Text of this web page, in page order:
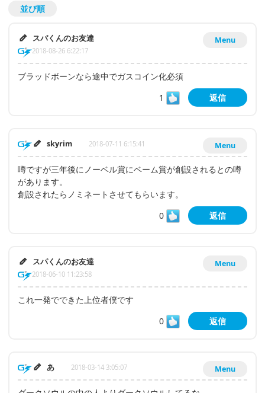
並び順
Menu
スパくんのお友達
2018-08-26 6:22:17
ブラッドボーンなら途中でガスコイン化必須
1
返信
Menu
skyrim 2018-07-11 6:15:41
噂ですが三年後にノーベル賞にベーム賞が創設されるとの噂
があります。
創設されたらノミネートさせてもらいます。
0
返信
Menu
スパくんのお友達
2018-06-10 11:23:58
これ一発でできた上位者僕です
0
返信
Menu
あ 2018-03-14 3:05:07